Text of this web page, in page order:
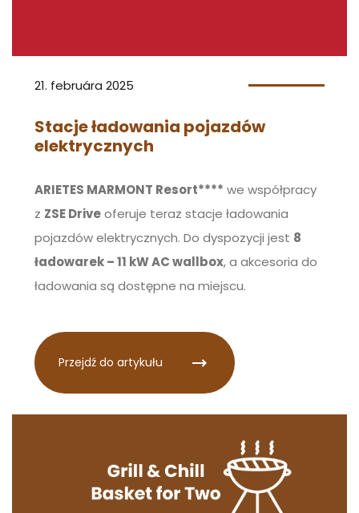
21. februára 2025
Stacje ładowania pojazdów
elektrycznych
ARIETES MARMONT Resort**** we współpracy
z ZSE Driveoferuje teraz stacje ładowania
pojazdów elektrycznych. Do dyspozycji jest 8
ładowarek – 11 kW AC wallbox, a akcesoria do
ładowania są dostępne na miejscu.
Przejdź do artykułu